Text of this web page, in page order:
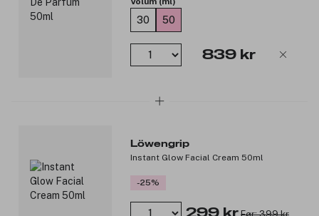
30 50
839 kr
Löwengrip
Instant Glow Facial Cream 50ml
-25%